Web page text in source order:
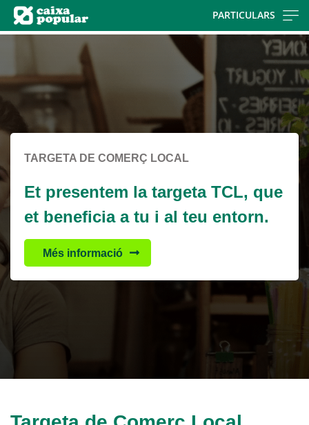
main
contentt
PARTICULARS
por
favor
espere...
TARGETA DE COMERÇ LOCAL
Et presentem la targeta TCL, que
et beneficia a tu i al teu entorn.
Més informació